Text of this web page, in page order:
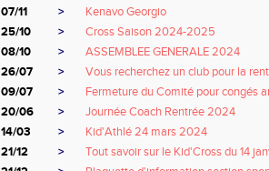
07/11
>
Kenavo Georgio
25/10
>
Cross Saison 2024-2025
08/10
>
ASSEMBLEE GENERALE 2024
26/07
>
Vous recherchez un club pour la
09/07
>
Fermeture du Comité pour congés
20/06
>
Journée Coach Rentrée 2024
14/03
>
Kid'Athlé 24 mars 2024
21/12
>
Tout savoir sur le Kid'Cross du 14